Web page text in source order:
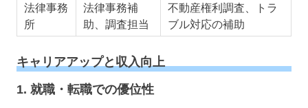
法律事務
所
法律事務補
助、調査担当
不動産権利調査、トラ
ブル対応の補助
キャリアアップと収入向上
1. 就職・転職での優位性